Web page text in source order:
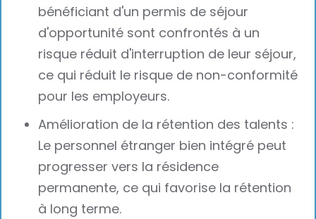
bénéficiant d'un permis de séjour
d'opportunité sont confrontés à un
risque réduit d'interruption de leur séjour,
ce qui réduit le risque de non-conformité
pour les employeurs.
Amélioration de la rétention des talents :
Le personnel étranger bien intégré peut
progresser vers la résidence
permanente, ce qui favorise la rétention
à long terme.